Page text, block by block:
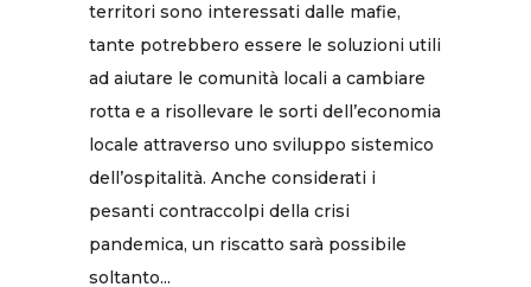
territori sono interessati dalle mafie,
tante potrebbero essere le soluzioni utili
ad aiutare le comunità locali a cambiare
rotta e a risollevare le sorti dell’economia
locale attraverso uno sviluppo sistemico
dell’ospitalità. Anche considerati i
pesanti contraccolpi della crisi
pandemica, un riscatto sarà possibile
soltanto...